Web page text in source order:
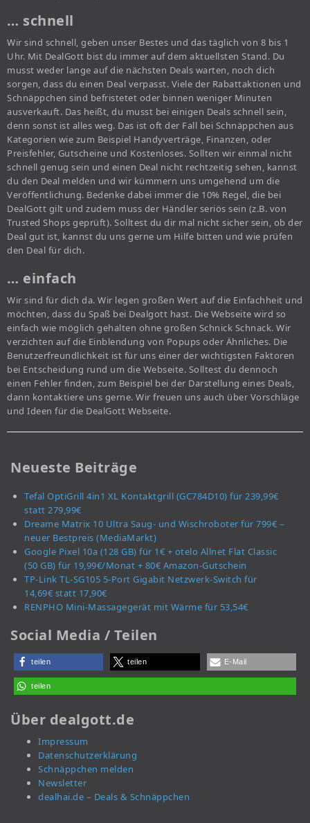
… schnell
Wir sind schnell, geben unser Bestes und das täglich von 8 bis 1
Uhr. Mit DealGott bist du immer auf dem aktuellsten Stand. Du
musst weder lange auf die nächsten Deals warten, noch dich
sorgen, dass du einen Deal verpasst. Viele der Rabattaktionen und
Schnäppchen sind befristetet oder binnen weniger Minuten
ausverkauft. Das heißt, du musst bei einigen Deals schnell sein,
denn sonst ist alles weg. Das ist oft der Fall bei Schnäppchen aus
Kategorien wie zum Beispiel Handyverträge, Finanzen, oder
Preisfehler, Gutscheine und Kostenloses. Sollten wir einmal nicht
schnell genug sein und einen Deal nicht rechtzeitig sehen, kannst
du den Deal melden und wir kümmern uns umgehend um die
Veröffentlichung. Bedenke dabei immer die 10% Regel, die bei
DealGott gilt und zudem muss der Händler seriös sein (z.B. von
Trusted Shops geprüft). Solltest du dir mal nicht sicher sein, ob der
Deal gut ist, kannst du uns gerne um Hilfe bitten und wie prüfen
den Deal für dich.
… einfach
Wir sind für dich da. Wir legen großen Wert auf die Einfachheit und
möchten, dass du Spaß bei Dealgott hast. Die Webseite wird so
einfach wie möglich gehalten ohne großen Schnick Schnack. Wir
verzichten auf die Einblendung von Popups oder Ähnliches. Die
Benutzerfreundlichkeit ist für uns einer der wichtigsten Faktoren
bei Entscheidung rund um die Webseite. Solltest du dennoch
einen Fehler finden, zum Beispiel bei der Darstellung eines Deals,
dann kontaktiere uns gerne. Wir freuen uns auch über Vorschläge
und Ideen für die DealGott Webseite.
Neueste Beiträge
Tefal OptiGrill 4in1 XL Kontaktgrill (GC784D10) für 239,99€
statt 279,99€
Dreame Matrix 10 Ultra Saug- und Wischroboter für 799€ –
neuer Bestpreis (MediaMarkt)
Google Pixel 10a (128 GB) für 1€ + otelo Allnet Flat Classic
(50 GB) für 19,99€/Monat + 80€ Amazon-Gutschein
TP-Link TL-SG105 5-Port Gigabit Netzwerk-Switch für
14,69€ statt 17,90€
RENPHO Mini-Massagegerät mit Wärme für 53,54€
Social Media / Teilen
teilen teilen E-Mail
teilen
Über dealgott.de
Impressum
Datenschutzerklärung
Schnäppchen melden
Newsletter
dealhai.de – Deals & Schnäppchen